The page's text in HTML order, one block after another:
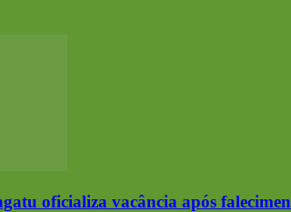
oficializa vacância após